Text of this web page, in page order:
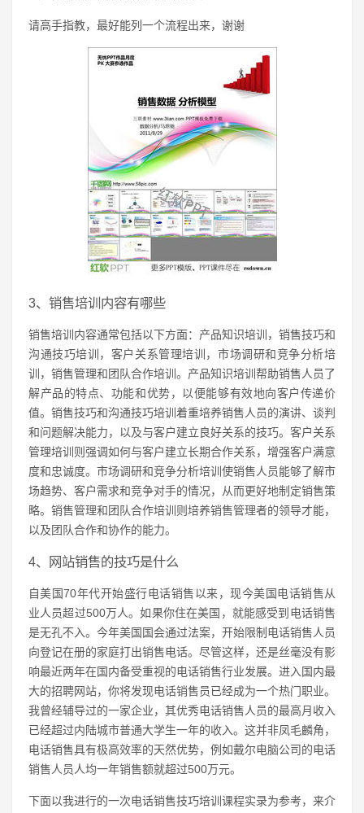
请高手指教，最好能列一个流程出来，谢谢
3、销售培训内容有哪些
销售培训内容通常包括以下方面：产品知识培训，销售技巧和
沟通技巧培训，客户关系管理培训，市场调研和竞争分析培
训，销售管理和团队合作培训。产品知识培训帮助销售人员了
解产品的特点、功能和优势，以便能够有效地向客户传递价
值。销售技巧和沟通技巧培训着重培养销售人员的演讲、谈判
和问题解决能力，以及与客户建立良好关系的技巧。客户关系
管理培训则强调如何与客户建立长期合作关系，增强客户满意
度和忠诚度。市场调研和竞争分析培训使销售人员能够了解市
场趋势、客户需求和竞争对手的情况，从而更好地制定销售策
略。销售管理和团队合作培训则培养销售管理者的领导才能，
以及团队合作和协作的能力。
4、网站销售的技巧是什么
自美国70年代开始盛行电话销售以来，现今美国电话销售从
业人员超过500万人。如果你住在美国，就能感受到电话销售
是无孔不入。今年美国国会通过法案，开始限制电话销售人员
向登记在册的家庭打出销售电话。尽管这样，还是丝毫没有影
响最近两年在国内备受重视的电话销售行业发展。进入国内最
大的招聘网站，你将发现电话销售员已经成为一个热门职业。
我曾经辅导过的一家企业，其优秀电话销售人员的最高月收入
已经超过内陆城市普通大学生一年的收入。这并非凤毛麟角，
电话销售具有极高效率的天然优势，例如戴尔电脑公司的电话
销售人员人均一年销售额就超过500万元。
下面以我进行的一次电话销售技巧培训课程实录为参考，来介